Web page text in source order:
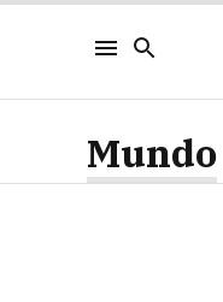
Mundo